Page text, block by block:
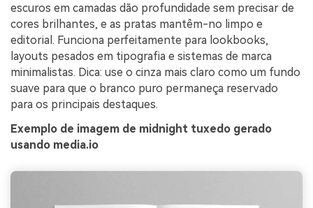
escuros em camadas dão profundidade sem precisar de
cores brilhantes, e as pratas mantêm-no limpo e
editorial. Funciona perfeitamente para lookbooks,
layouts pesados em tipografia e sistemas de marca
minimalistas. Dica: use o cinza mais claro como um fundo
suave para que o branco puro permaneça reservado
para os principais destaques.
Exemplo de imagem de midnight tuxedo gerado
usando media.io